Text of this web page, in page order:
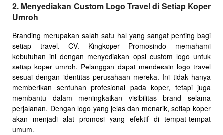
2. Menyediakan Custom Logo Travel di Setiap Koper
Umroh
Branding merupakan salah satu hal yang sangat penting bagi
setiap travel. CV. Kingkoper Promosindo memahami
kebutuhan ini dengan menyediakan opsi custom logo untuk
setiap koper umroh. Pelanggan dapat mendesain logo travel
sesuai dengan identitas perusahaan mereka. Ini tidak hanya
memberikan sentuhan profesional pada koper, tetapi juga
membantu dalam meningkatkan visibilitas brand selama
perjalanan. Dengan logo yang jelas dan menarik, setiap koper
akan menjadi alat promosi yang efektif di tempat-tempat
umum.